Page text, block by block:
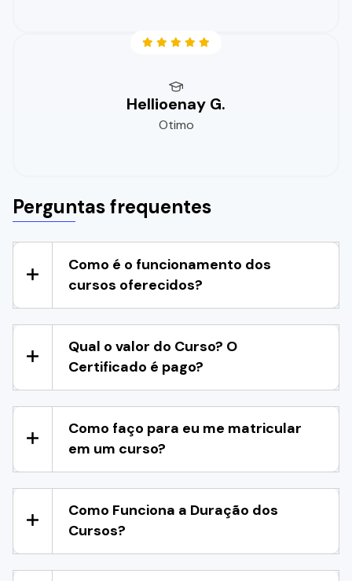
Hellioenay G.
Otimo
Perguntas frequentes
Como é o funcionamento dos
cursos oferecidos?
Qual o valor do Curso? O
Certificado é pago?
Como faço para eu me matricular
em um curso?
Como Funciona a Duração dos
Cursos?